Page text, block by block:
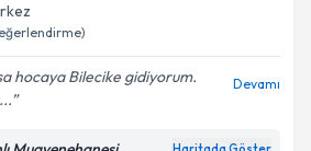
hocaya Bilecike gidiyorum.
Devamı